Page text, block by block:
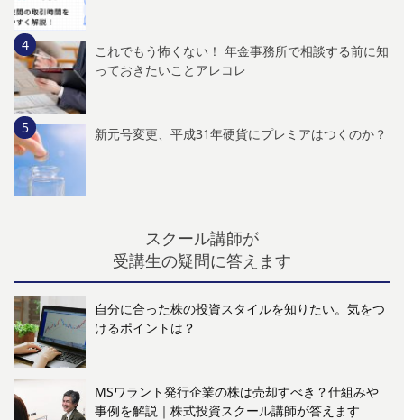
これでもう怖くない！ 年金事務所で相談する前に知
っておきたいことアレコレ
新元号変更、平成31年硬貨にプレミアはつくのか？
スクール講師が
受講生の疑問に答えます
自分に合った株の投資スタイルを知りたい。気をつ
けるポイントは？
MSワラント発行企業の株は売却すべき？仕組みや
事例を解説｜株式投資スクール講師が答えます